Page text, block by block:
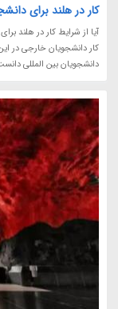
کار در هلند برای
آیا از شرایط کار در هلند
کار دانشجویان خارجی در
دانشجویان بین المللی